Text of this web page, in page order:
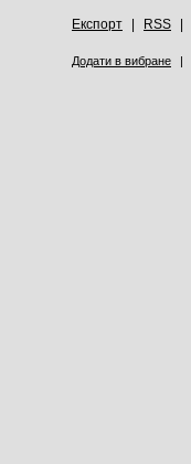
Експорт RSS
Додати в вибране |